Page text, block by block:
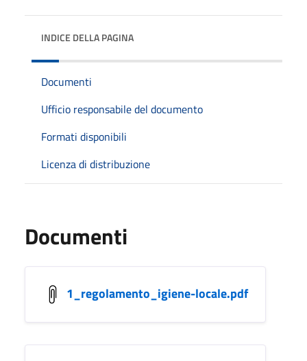
INDICE DELLA PAGINA
Documenti
Ufficio responsabile del documento
Formati disponibili
Licenza di distribuzione
Documenti
1_regolamento_igiene-locale.pdf